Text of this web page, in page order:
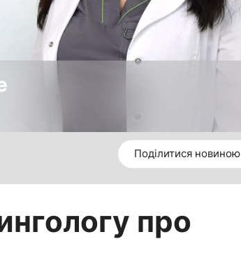
Поділитися новиною
про